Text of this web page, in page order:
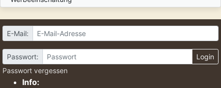
E-Mail:
Passwort:
Login
Passwort vergessen
Info: